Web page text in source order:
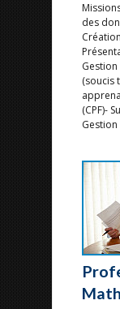
des
(soucis
(CPF)-